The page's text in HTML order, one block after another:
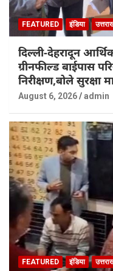
FEATURED इंडिया
दिल्ली-देहरादून
ग्रीनफील्ड बाईपास
निरीक्षण,बोले सुरक्षा
August 6, 2026 admin
FEATURED इंडिया